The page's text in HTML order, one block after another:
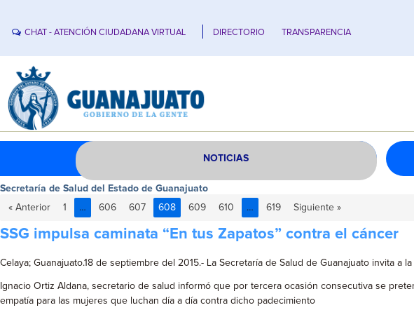
CHAT - ATENCIÓN CIUDADANA VIRTUAL DIRECTORIO TRANSPARENCIA
NOTICIAS
Secretaría de Salud del Estado de Guanajuato
« Anterior
1 … 606 607 608 609 610 … 619 Siguiente »
SSG impulsa caminata “En tus Zapatos” contra el cáncer
Celaya; Guanajuato.18 de septiembre del 2015.- La Secretaría de Salud de Guanajuato invita
Ignacio Ortiz Aldana, secretario de salud informó que por tercera ocasión consecutiva se
empatía para las mujeres que luchan día a día contra dicho padecimiento